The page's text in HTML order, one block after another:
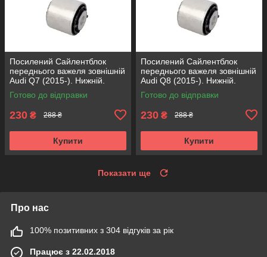
Посилений Сайлентблок
переднього важеля зовнішній
Audi Q7 (2015-). Нижній.
КОРЕЯ Acsuss! FE175192 ,
VKDS331087
Готово до відправки
230 ₴ 288 ₴
Купити
Посилений Сайлентблок
переднього важеля зовнішній
Audi Q8 (2015-). Нижній.
КОРЕЯ Acsuss! FE175192 ,
VKDS331087
Готово до відправки
230 ₴ 288 ₴
Купити
Показати ще
Про нас
100% позитивних з 304 відгуків за рік
Працює з 22.02.2018